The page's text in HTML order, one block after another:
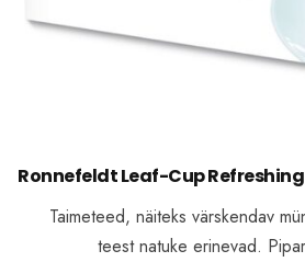
Ronnefeldt Leaf-Cup
Taimeteed, näiteks värskendav
teest natuke erinevad.